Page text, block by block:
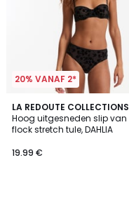
20% VANAF 2*
LA REDOUTE COLLECTIONS
Hoog uitgesneden slip van
flock stretch tule, DAHLIA
19.99 €